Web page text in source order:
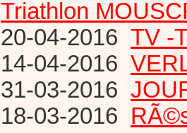
Triathlon
20-04-2016 TV -
14-04-2016
31-03-2016
18-03-2016